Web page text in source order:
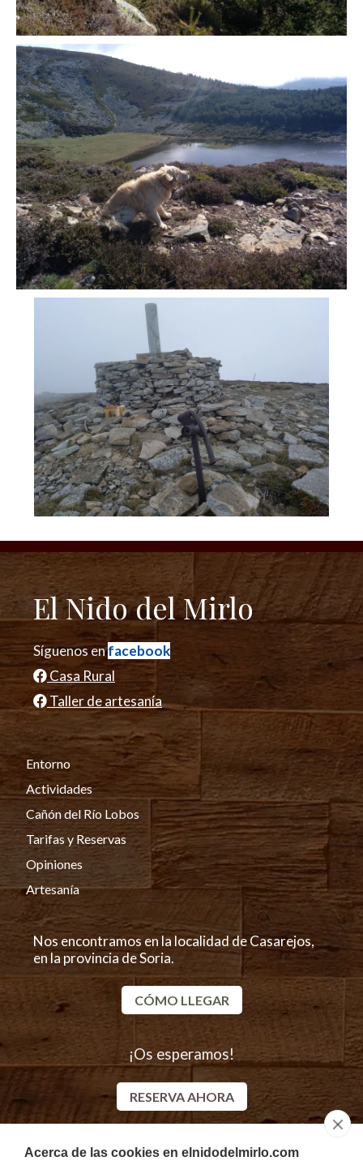
Acerca de las cookies en elnidodelmirlo.com
El Nido del Mirlo
Síguenos enfacebook
Casa Rural
Taller de artesanía
Entorno
Actividades
Cañón del Río Lobos
Tarifas y Reservas
Opiniones
Artesanía
Nos encontramos en la localidad de Casarejos,
en la provincia de Soria.
CÓMO LLEGAR
¡Os esperamos!
RESERVA AHORA